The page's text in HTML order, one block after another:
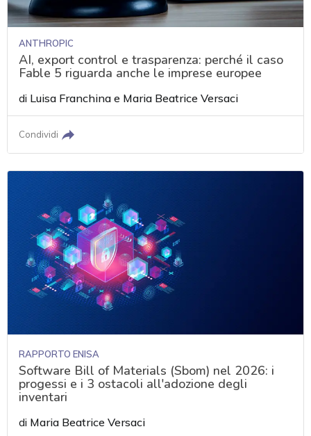
ANTHROPIC
AI, export control e trasparenza: perché il caso
Fable 5 riguarda anche le imprese europee
di Luisa Franchina e Maria Beatrice Versaci
Condividi
RAPPORTO ENISA
Software Bill of Materials (Sbom) nel 2026: i
progessi e i 3 ostacoli all'adozione degli
inventari
di Maria Beatrice Versaci